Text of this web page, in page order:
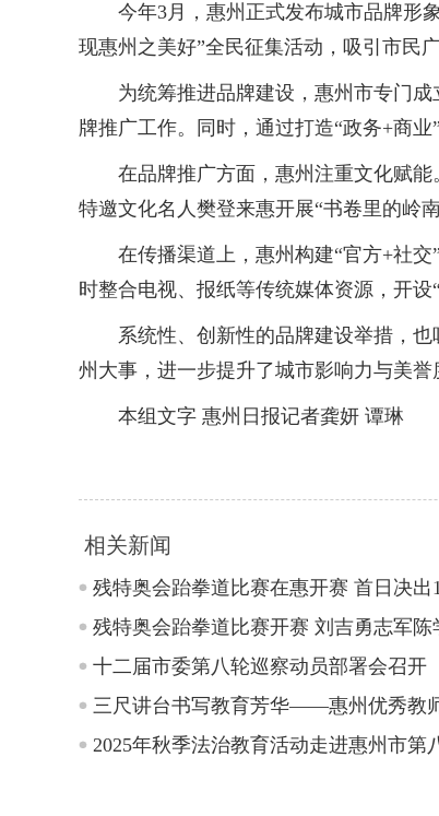
今年3月，惠州正式发布城市品牌形象
现惠州之美好”全民征集活动，吸引市民
为统筹推进品牌建设，惠州市专门成
牌推广工作。同时，通过打造“政务+商
在品牌推广方面，惠州注重文化赋能
特邀文化名人樊登来惠开展“书卷里的岭
在传播渠道上，惠州构建“官方+社交”
时整合电视、报纸等传统媒体资源，开设
系统性、创新性的品牌建设举措，也
州大事，进一步提升了城市影响力与美
本组文字 惠州日报记者龚妍 谭琳
相关新闻
残特奥会跆拳道比赛在惠开赛 首日决出
残特奥会跆拳道比赛开赛 刘吉勇志军
十二届市委第八轮巡察动员部署会召开
三尺讲台书写教育芳华——惠州优秀教
2025年秋季法治教育活动走进惠州市第